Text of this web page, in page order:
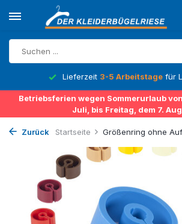
Lieferzeit 3-5 Arbeitstage für
Betriebsferien wegen Sommerurlaub
Juli, bis Freitag, dem 7.
Zurück Startseite Größenring ohne